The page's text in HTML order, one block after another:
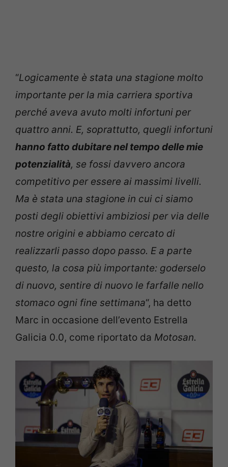
“Logicamente è stata una stagione molto
importante per la mia carriera sportiva
perché aveva avuto molti infortuni per
quattro anni. E, soprattutto, quegli infortuni
hanno fatto dubitare nel tempo delle mie
potenzialità, se fossi davvero ancora
competitivo per essere ai massimi livelli.
Ma è stata una stagione in cui ci siamo
posti degli obiettivi ambiziosi per via delle
nostre origini e abbiamo cercato di
realizzarli passo dopo passo. E a parte
questo, la cosa più importante: goderselo
di nuovo, sentire di nuovo le farfalle nello
stomaco ogni fine settimana“, ha detto
Marc in occasione dell’evento Estrella
Galicia 0.0, come riportato da Motosan.